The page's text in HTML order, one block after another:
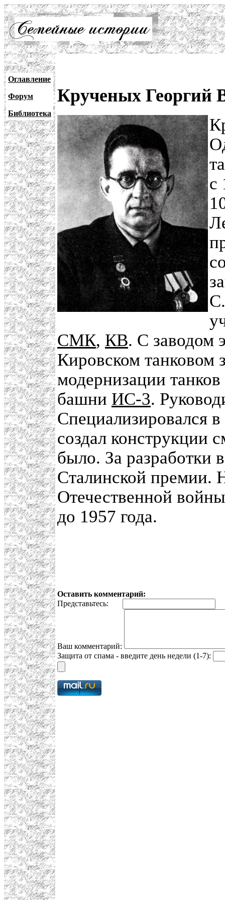
Оглавление
Форум
Библиотека
Крученых Георгий
с
СМК, КВ. С заводом
Кировском танковом
модернизации
башни ИС-3.
Специализировался
создал конструкции
было. За разработки
Сталинской премии.
Отечественной
до 1957 года.
Оставить комментарий:
Представьтесь:
Ваш комментарий:
Защита от спама - введите день недели (1-7):